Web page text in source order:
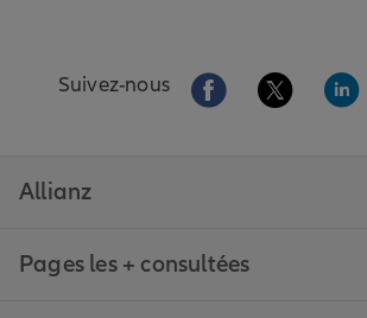
Suivez-nous Aller sur la page
Aller sur
Allianz
Pages les + consultées